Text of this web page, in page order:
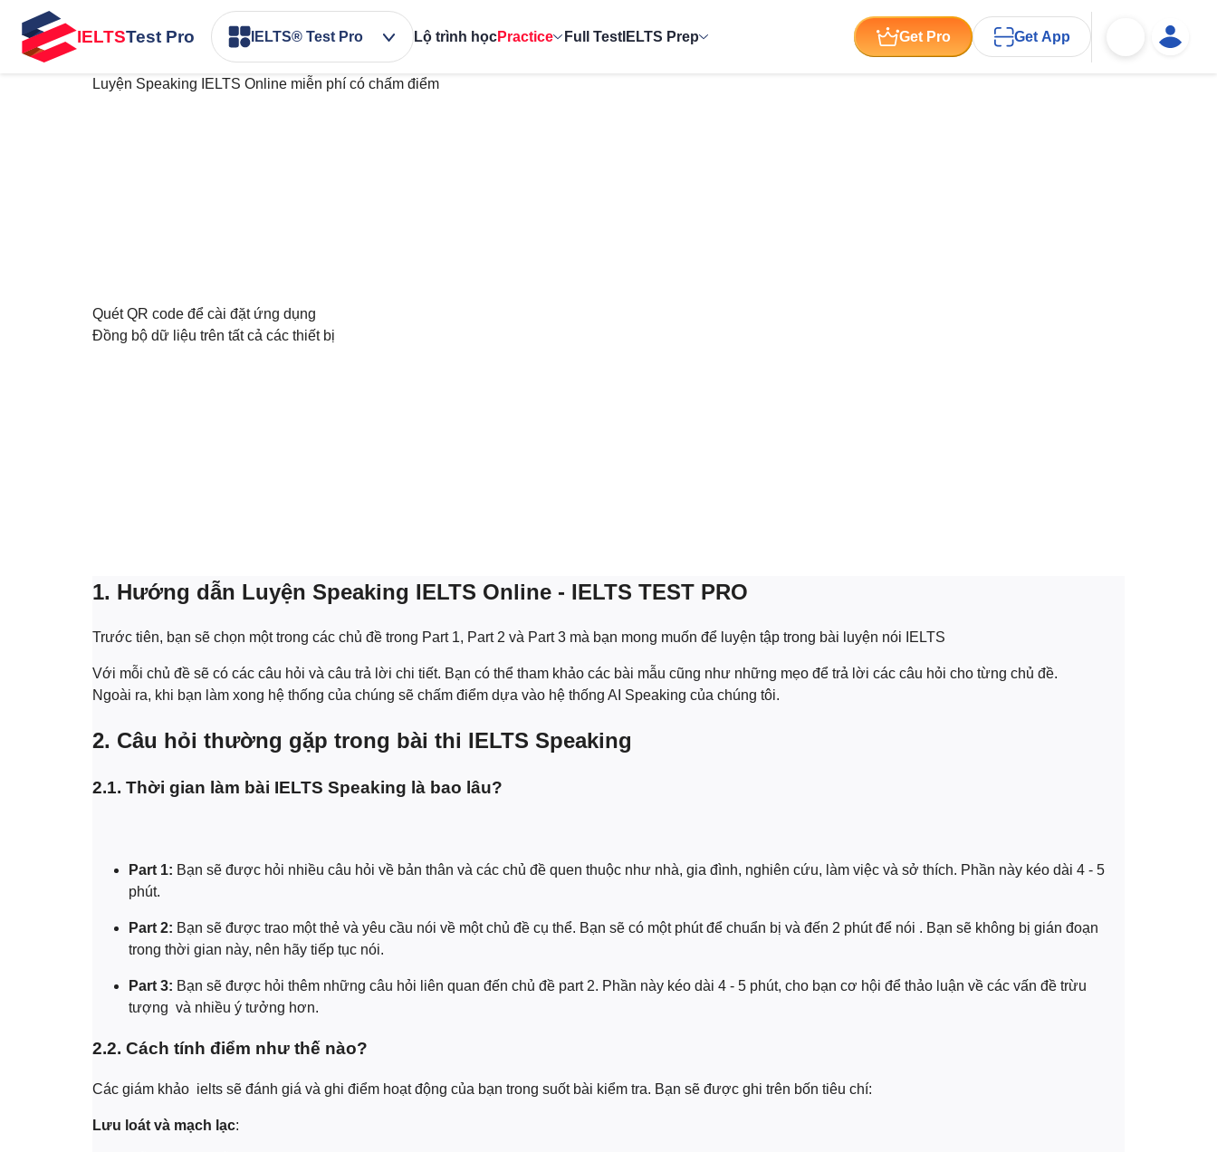
IELTSTest Pro IELTS® Test Pro Lộ trình họcPractice Full Test IELTS Prep Get Pro Get App
Luyện Speaking IELTS Online miễn phí có chấm điểm
Quét QR code để cài đặt ứng dụng
Đồng bộ dữ liệu trên tất cả các thiết bị
1. Hướng dẫn Luyện Speaking IELTS Online - IELTS TEST PRO
Trước tiên, bạn sẽ chọn một trong các chủ đề trong Part 1, Part 2 và Part 3 mà bạn mong muốn để luyện tập trong bài luyện nói IELTS
Với mỗi chủ đề sẽ có các câu hỏi và câu trả lời chi tiết. Bạn có thể tham khảo các bài mẫu cũng như những mẹo để trả lời các câu hỏi cho từng chủ đề.
Ngoài ra, khi bạn làm xong hệ thống của chúng sẽ chấm điểm dựa vào hệ thống AI Speaking của chúng tôi.
2. Câu hỏi thường gặp trong bài thi IELTS Speaking
2.1. Thời gian làm bài IELTS Speaking là bao lâu?
Part 1: Bạn sẽ được hỏi nhiều câu hỏi về bản thân và các chủ đề quen thuộc như nhà, gia đình, nghiên cứu, làm việc và sở thích. Phần này kéo dài 4 - 5
phút.
Part 2: Bạn sẽ được trao một thẻ và yêu cầu nói về một chủ đề cụ thể. Bạn sẽ có một phút để chuẩn bị và đến 2 phút để nói . Bạn sẽ không bị gián đoạn
trong thời gian này, nên hãy tiếp tục nói.
Part 3: Bạn sẽ được hỏi thêm những câu hỏi liên quan đến chủ đề part 2. Phần này kéo dài 4 - 5 phút, cho bạn cơ hội để thảo luận về các vấn đề trừu
tượng và nhiều ý tưởng hơn.
2.2. Cách tính điểm như thế nào?
Các giám khảo ielts sẽ đánh giá và ghi điểm hoạt động của bạn trong suốt bài kiểm tra. Bạn sẽ được ghi trên bốn tiêu chí:
Lưu loát và mạch lạc: